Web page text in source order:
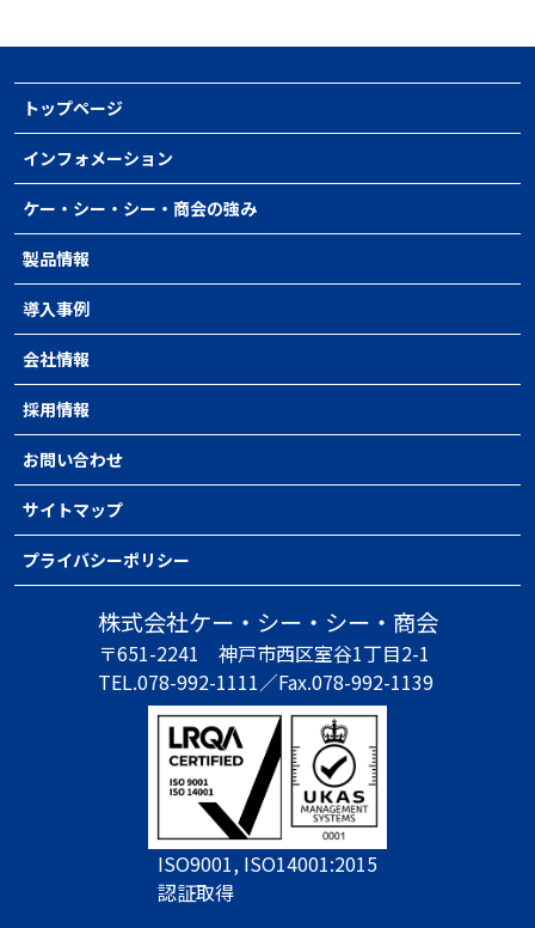
トップページ
インフォメーション
ケー・シー・シー・商会の強み
製品情報
導入事例
会社情報
採用情報
お問い合わせ
サイトマップ
プライバシーポリシー
株式会社ケー・シー・シー・商会
〒651-2241 神戸市西区室谷1丁目2-1
TEL.078-992-1111／Fax.078-992-1139
ISO9001, ISO14001:2015
認証取得